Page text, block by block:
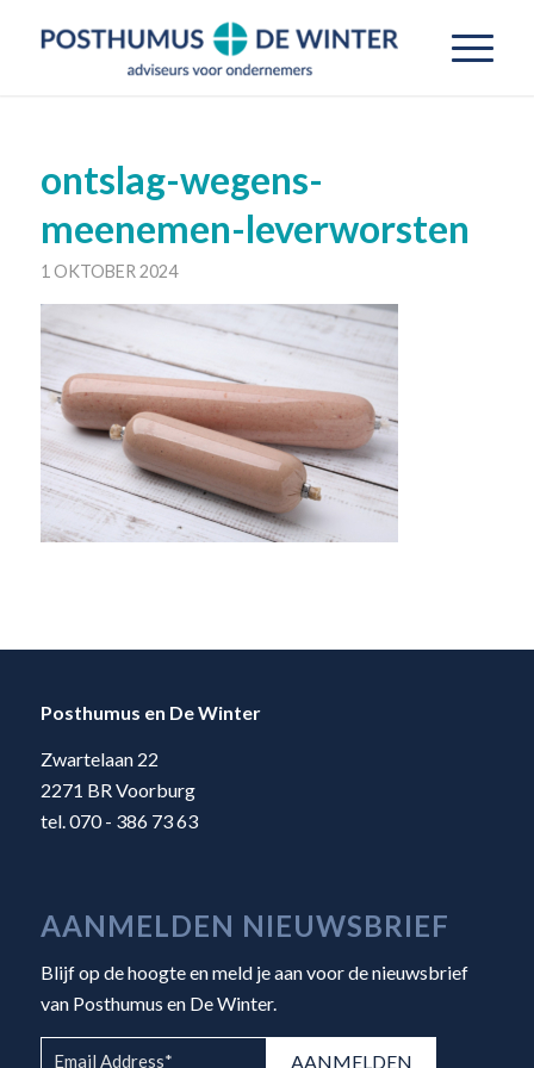
ontslag-wegens-
meenemen-leverworsten
1 OKTOBER 2024
Posthumus en De Winter
Zwartelaan 22
2271 BR Voorburg
tel. 070 - 386 73 63
AANMELDEN NIEUWSBRIEF
Blijf op de hoogte en meld je aan voor de nieuwsbrief
van Posthumus en De Winter.